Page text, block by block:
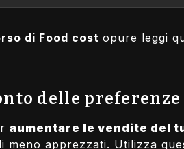
di Food cost opure leggi
delle
aumentare le vendite del
apprezzati. Utilizza